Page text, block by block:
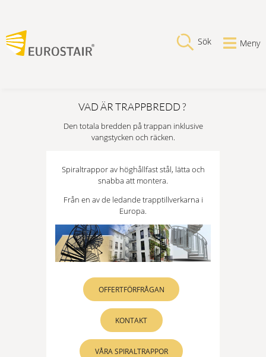
Sök Meny
VAD ÄR TRAPPBREDD ?
Den totala bredden på trappan inklusive
vangstycken och räcken.
Spiraltrappor av höghållfast stål, lätta och
snabba att montera.
Från en av de ledande trapptillverkarna i
Europa.
OFFERTFÖRFRÅGAN
KONTAKT
VÅRA SPIRALTRAPPOR